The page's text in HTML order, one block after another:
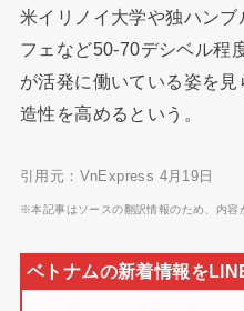
米イリノイ大学や独ハン
フェなど50-70デシベル程
が活発に働いている姿を
造性を高めるという。
引用元：VnExpress 4月19日
※本記事はソースの翻訳情報のため、内容